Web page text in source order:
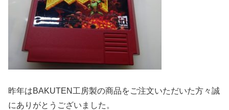
昨年はBAKUTEN工房製の商品をご注文いただいた方々誠
にありがとうございました。